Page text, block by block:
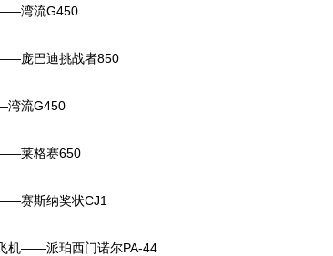
湾流G450
庞巴迪挑战者850
流G450
莱格赛650
赛斯纳奖状CJ1
机——派珀西门诺尔PA-44